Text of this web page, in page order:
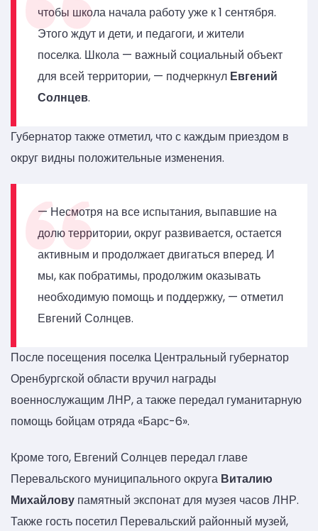
чтобы школа начала работу уже к 1 сентября.
Этого ждут и дети, и педагоги, и жители
поселка. Школа — важный социальный объект
для всей территории, — подчеркнул Евгений
Солнцев.
Губернатор также отметил, что с каждым приездом в
округ видны положительные изменения.
— Несмотря на все испытания, выпавшие на
долю территории, округ развивается, остается
активным и продолжает двигаться вперед. И
мы, как побратимы, продолжим оказывать
необходимую помощь и поддержку, — отметил
Евгений Солнцев.
После посещения поселка Центральный губернатор
Оренбургской области вручил награды
военнослужащим ЛНР, а также передал гуманитарную
помощь бойцам отряда «Барс-6».
Кроме того, Евгений Солнцев передал главе
Перевальского муниципального округа Виталию
Михайлову памятный экспонат для музея часов ЛНР.
Также гость посетил Перевальский районный музей,